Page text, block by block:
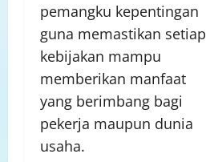
pemangku kepentingan
guna memastikan setiap
kebijakan mampu
memberikan manfaat
yang berimbang bagi
pekerja maupun dunia
usaha.